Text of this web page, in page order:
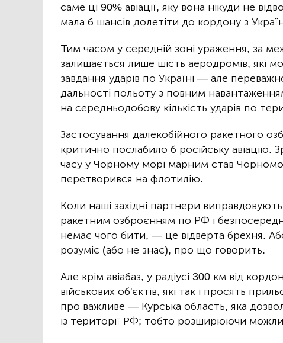
саме ці 90% авіації, яку вона нікуди не
мала б шансів долетіти до кордону з
Тим часом у середній зоні ураження, за
залишається лише шість аеродромів, які
завдання ударів по Україні — але
дальності польоту з повним
на середньодобову кількість ударів по
Застосування далекобійного ракетного
критично послабило б російську авіацію.
часу у Чорному морі марним став
перетворився на флотилію.
Коли наші західні партнери виправдовують
ракетним озброєнням по РФ і
немає чого бити, — це відверта брехня.
розуміє (або не знає), про що говорить.
Але крім авіабаз, у радіусі 300 км від
військових об'єктів, які так і просять
про важливе — Курська область, яка
із території РФ; тобто розширюючи